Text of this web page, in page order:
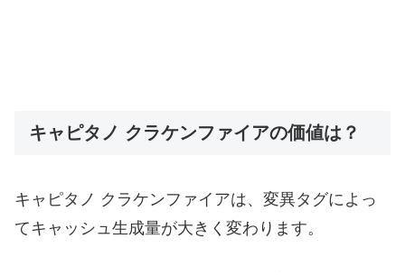
キャピタノ クラケンファイアの価値は？
キャピタノ クラケンファイアは、変異タグによっ
てキャッシュ生成量が大きく変わります。